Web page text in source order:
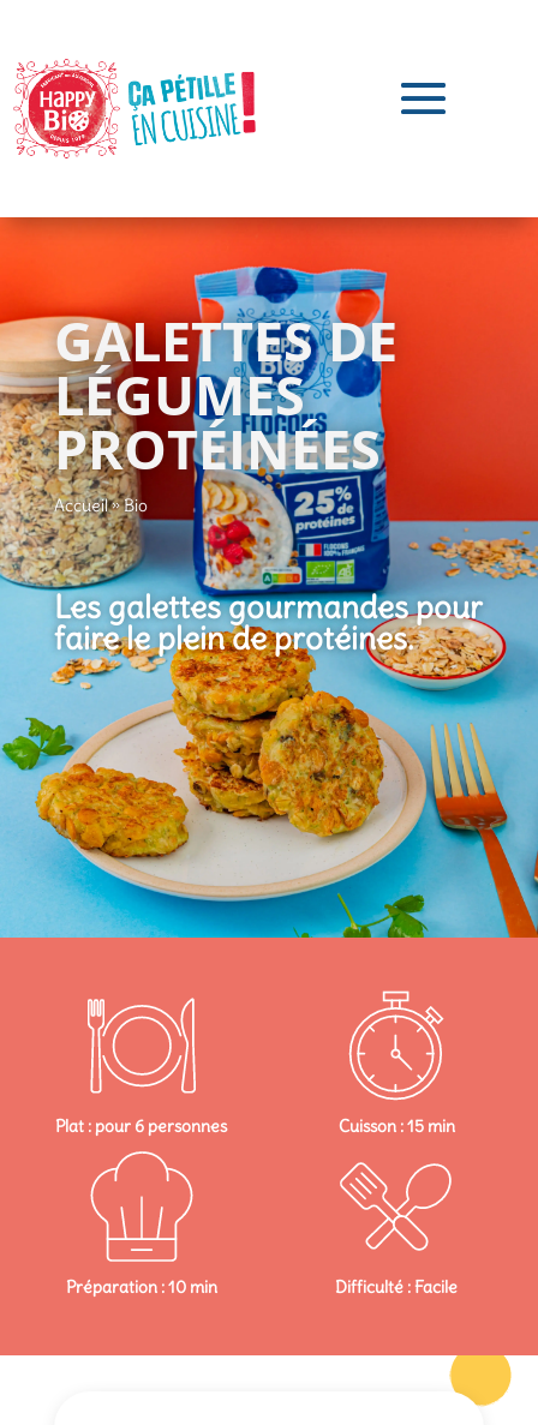
GALETTES DE
LÉGUMES
PROTÉINÉES
Accueil»Bio
Les galettes gourmandes pour
faire le plein de protéines.
Plat : pour 6 personnes Cuisson : 15 min
Préparation : 10 min Difficulté : Facile